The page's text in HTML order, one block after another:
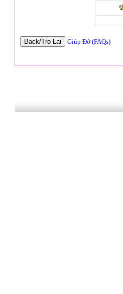
Giúp Đở (FAQs)